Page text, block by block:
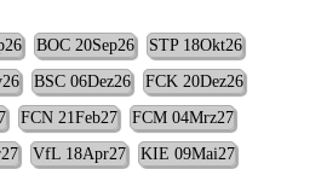
BOC 20Sep26
STP 18Okt26
BSC 06Dez26
FCK 20Dez26
FCN 21Feb27
FCM 04Mrz27
VfL 18Apr27
KIE 09Mai27